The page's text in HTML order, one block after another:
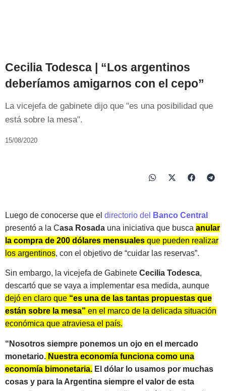
Cecilia Todesca | “Los argentinos
deberíamos amigarnos con el cepo”
La vicejefa de gabinete dijo que "es una posibilidad que
está sobre la mesa".
15/08/2020
Luego de conocerse que el directorio del
Banco Central
presentó a la Casa Rosada una iniciativa que busca anular
la compra de 200 dólares mensuales que pueden realizar
los argentinos, con el objetivo de “cuidar las reservas”.
Sin embargo, la vicejefa de Gabinete Cecilia Todesca,
descartó que se vaya a implementar esa medida, aunque
dejó en claro que “es una de las tantas propuestas que
están sobre la mesa” en el marco de la delicada situación
económica que atraviesa el país.
“Nosotros siempre ponemos un ojo en el mercado
monetario. Nuestra economía funciona como una
economía bimonetaria. El dólar lo usamos por muchas
cosas y para la Argentina siempre el valor de esta